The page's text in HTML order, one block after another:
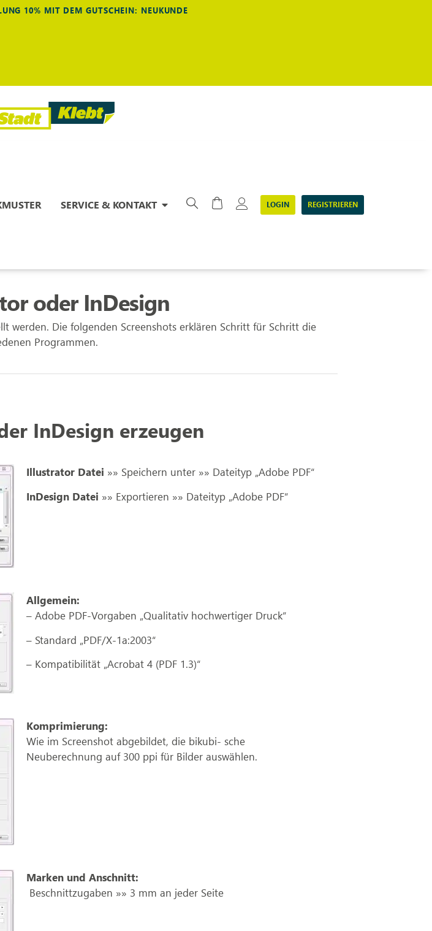
10% MIT DEM GUTSCHEIN: NEUKUNDE
SERVICE & KONTAKT LOGIN REGISTRIEREN
oder InDesign
werden. Die folgenden Screenshots erklären Schritt für Schritt die
Programmen.
InDesign erzeugen
Illustrator Datei »» Speichern unter »» Dateityp „Adobe PDF“
InDesign Datei »» Exportieren »» Dateityp „Adobe PDF“
Allgemein:
– Adobe PDF-Vorgaben „Qualitativ hochwertiger Druck“
– Standard „PDF/X-1a:2003“
– Kompatibilität „Acrobat 4 (PDF 1.3)“
Komprimierung:
Wie im Screenshot abgebildet, die bikubi- sche
Neuberechnung auf 300 ppi für Bilder auswählen.
Marken und Anschnitt:
Beschnittzugaben »» 3 mm an jeder Seite